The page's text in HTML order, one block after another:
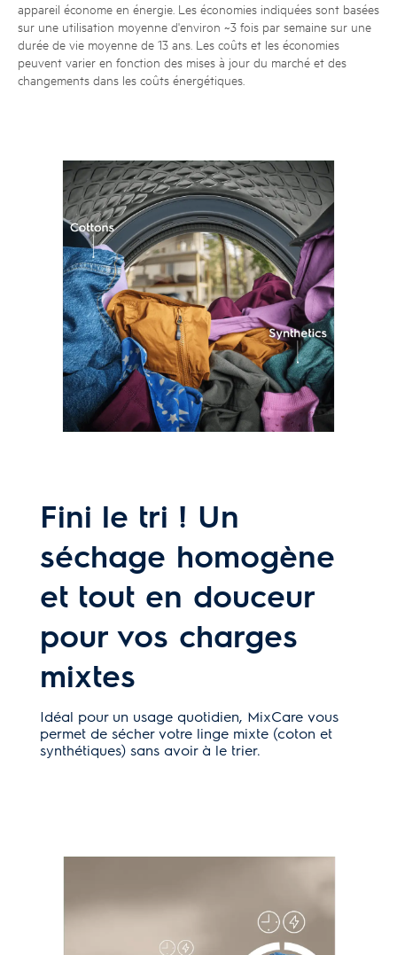
appareil économe en énergie. Les économies indiquées sont basées
sur une utilisation moyenne d'environ ~3 fois par semaine sur une
durée de vie moyenne de 13 ans. Les coûts et les économies
peuvent varier en fonction des mises à jour du marché et des
changements dans les coûts énergétiques.
Fini le tri ! Un
séchage homogène
et tout en douceur
pour vos charges
mixtes
Idéal pour un usage quotidien, MixCare vous
permet de sécher votre linge mixte (coton et
synthétiques) sans avoir à le trier.